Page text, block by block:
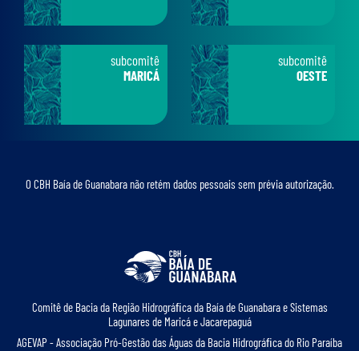
subcomitê
MARICÁ
subcomitê
OESTE
O CBH Baía de Guanabara não retém dados pessoais sem prévia autorização.
Comitê de Bacia da Região Hidrográﬁca da Baía de Guanabara e Sistemas
Lagunares de Maricá e Jacarepaguá
AGEVAP - Associação Pró-Gestão das Águas da Bacia Hidrográﬁca do Rio Paraíba